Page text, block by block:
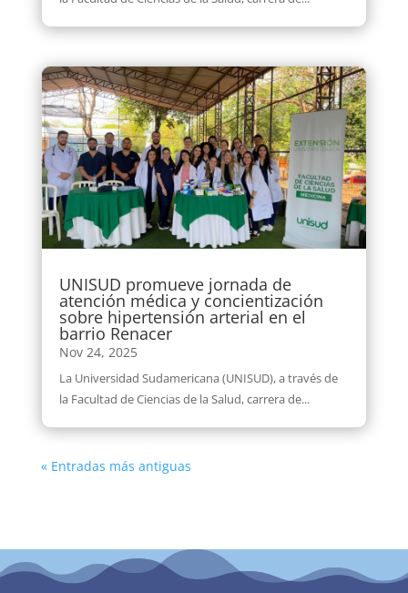
UNISUD promueve jornada de
atención médica y concientización
sobre hipertensión arterial en el
barrio Renacer
Nov 24, 2025
La Universidad Sudamericana (UNISUD), a través de
la Facultad de Ciencias de la Salud, carrera de...
« Entradas más antiguas